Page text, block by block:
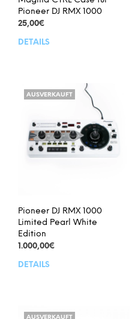
Pioneer DJ RMX 1000
25,00€
DETAILS
AUSVERKAUFT
Pioneer DJ RMX 1000
Limited Pearl White
Edition
1.000,00€
DETAILS
AUSVERKAUFT